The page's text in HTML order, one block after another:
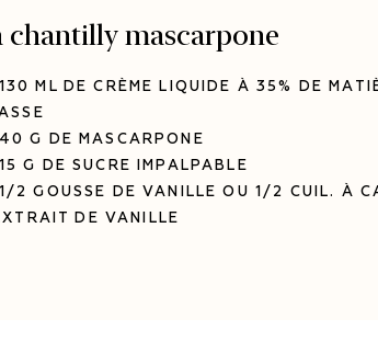
chantilly mascarpone
130 ML DE CRÈME LIQUIDE À 35% DE
40 G DE MASCARPONE
15 G DE SUCRE IMPALPABLE
1/2 GOUSSE DE VANILLE OU 1/2 CUIL. À
DE VANILLE